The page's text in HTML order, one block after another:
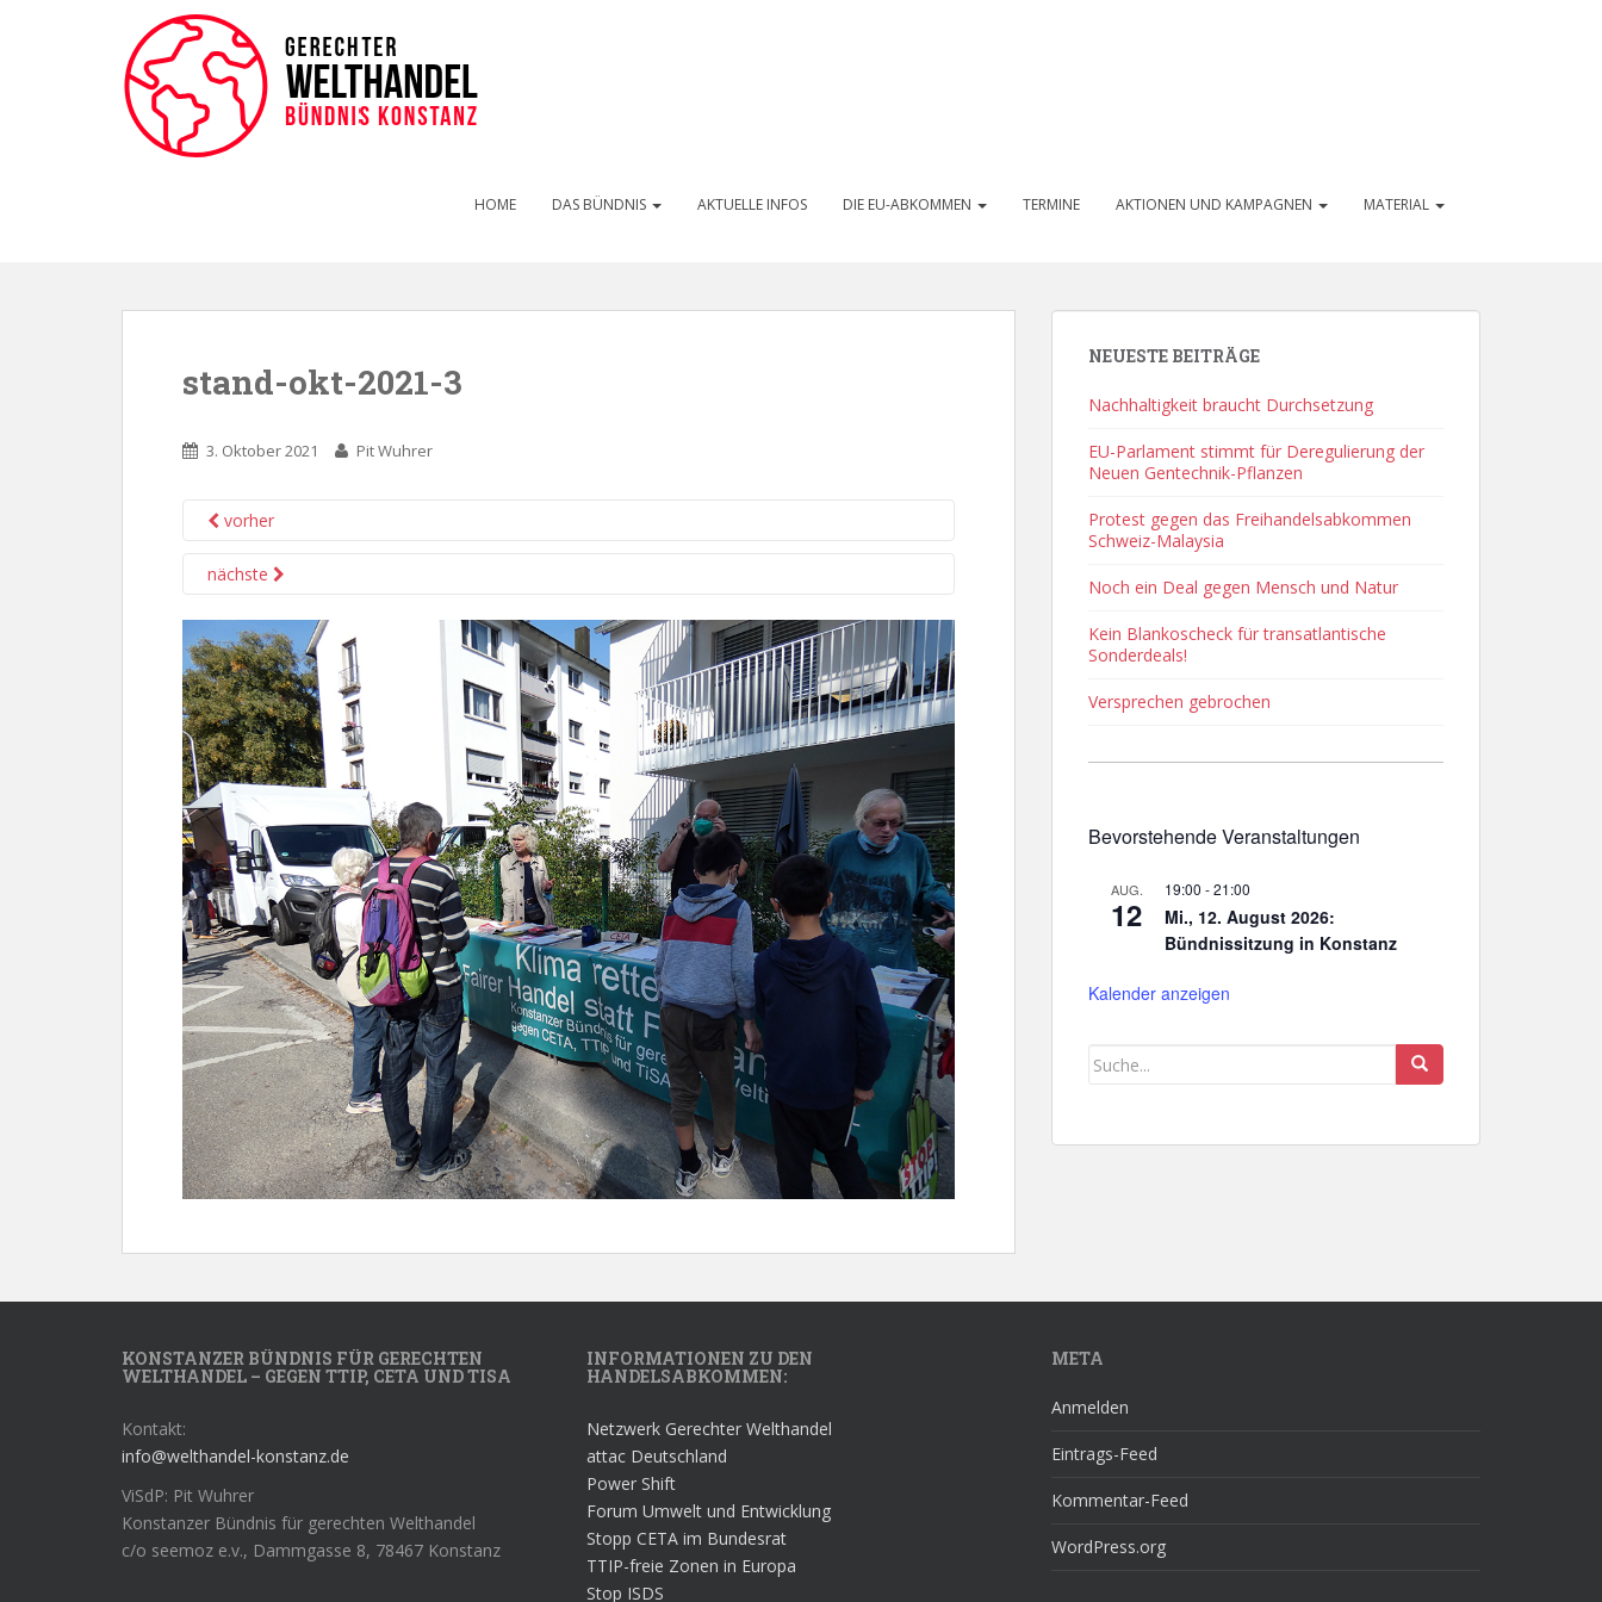
HOME DAS BÜNDNIS AKTUELLE INFOS DIE EU-ABKOMMEN TERMINE AKTIONEN UND KAMPAGNEN MATERIAL
stand-okt-2021-3
3. Oktober 2021 Pit Wuhrer
vorher
nächste
NEUESTE BEITRÄGE
Nachhaltigkeit braucht Durchsetzung
EU-Parlament stimmt für Deregulierung der
Neuen Gentechnik-Pflanzen
Protest gegen das Freihandelsabkommen
Schweiz-Malaysia
Noch ein Deal gegen Mensch und Natur
Kein Blankoscheck für transatlantische
Sonderdeals!
Versprechen gebrochen
Bevorstehende Veranstaltungen
AUG.
12
19:00 -21:00
Mi., 12. August 2026:
Bündnissitzung in Konstanz
Kalender anzeigen
KONSTANZER BÜNDNIS FÜR GERECHTEN
WELTHANDEL – GEGEN TTIP, CETA UND TISA
Kontakt:
info@welthandel-konstanz.de
ViSdP: Pit Wuhrer
Konstanzer Bündnis für gerechten Welthandel
c/o seemoz e.v., Dammgasse 8, 78467 Konstanz
INFORMATIONEN ZU DEN
HANDELSABKOMMEN:
Netzwerk Gerechter Welthandel
attac Deutschland
Power Shift
Forum Umwelt und Entwicklung
Stopp CETA im Bundesrat
TTIP-freie Zonen in Europa
Stop ISDS
META
Anmelden
Eintrags-Feed
Kommentar-Feed
WordPress.org